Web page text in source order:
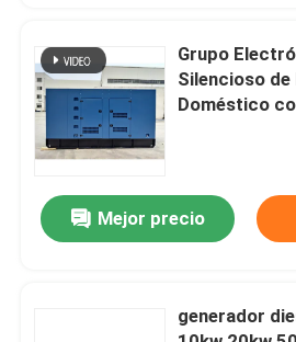
Control de calidad
Pida una cita
Generadores diesel de
Generador diesel de Fawde
Grupo
Silencioso de
Doméstico
Mejor precio
generador